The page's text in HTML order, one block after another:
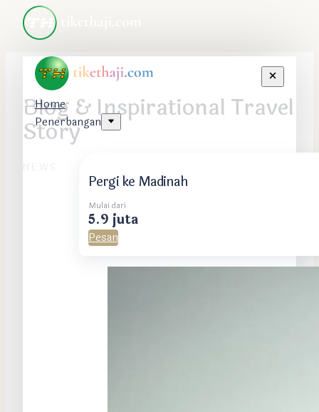
Home
Penerbangan
Pergi ke Madinah
Mulai dari
5.9 juta
Pesan
Blog & Inspirational Travel
Story